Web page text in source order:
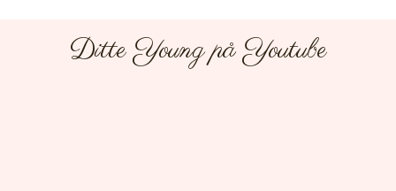
Ditte Young på Youtube